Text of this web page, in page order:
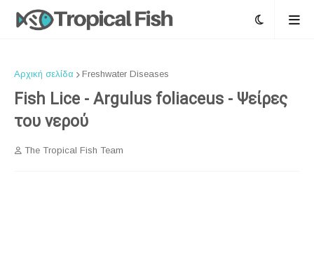
Αρχική σελίδα Freshwater Diseases
Fish Lice - Argulus foliaceus - Ψείρες
του νερού
The Tropical Fish Team